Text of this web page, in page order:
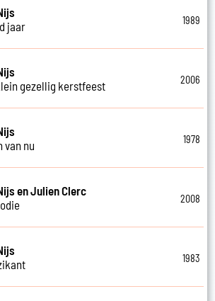
jaar
1989
gezellig kerstfeest
2006
van nu
1978
en Julien Clerc
2008
1983